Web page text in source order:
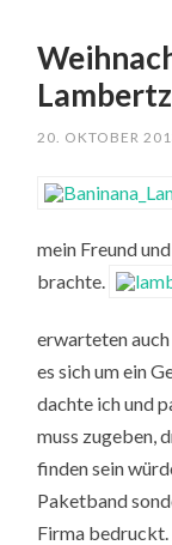
Lambertz
20. OKTOBER
mein Freund
brachte.
erwarteten
es sich um ein
dachte ich und
muss zugeben,
finden sein
Paketband
Firma bedruckt.